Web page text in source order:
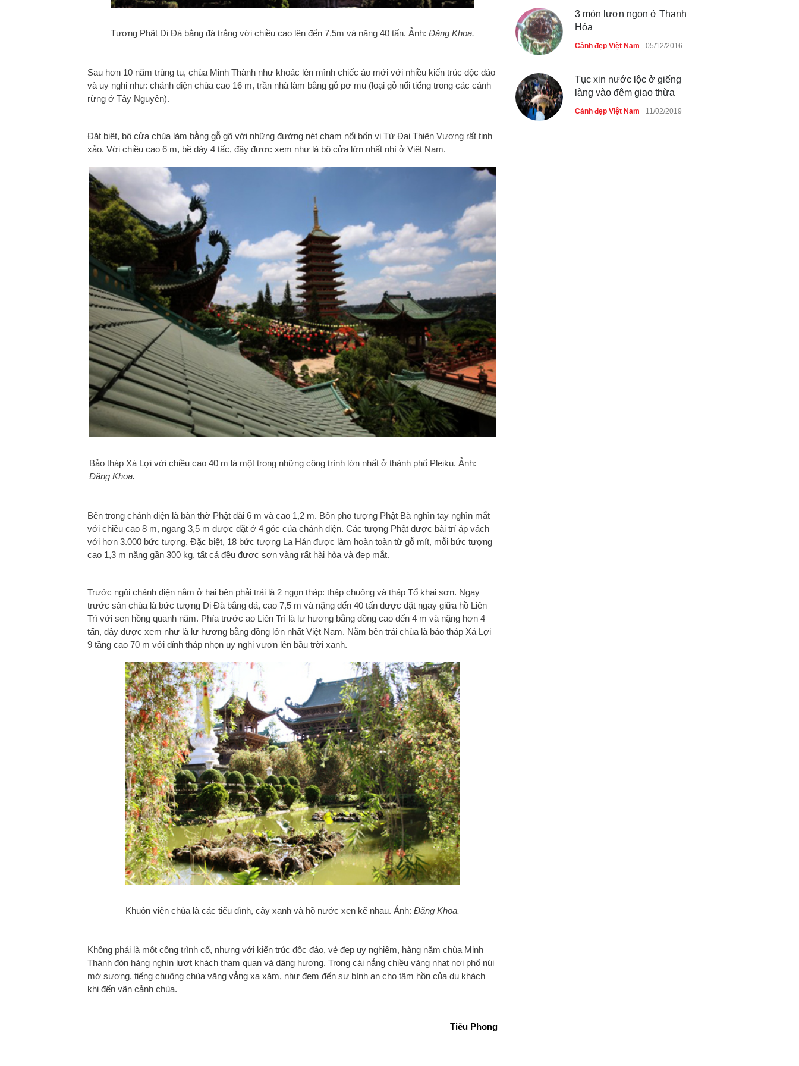
Tượng Phật Di Đà bằng đá trắng với chiều cao lên đến 7,5m và nặng 40 tấn. Ảnh: Đăng Khoa.
Sau hơn 10 năm trùng tu, chùa Minh Thành như khoác lên mình chiếc áo mới với nhiều kiến trúc độc đáo
và uy nghi như: chánh điện chùa cao 16 m, trần nhà làm bằng gỗ pơ mu (loại gỗ nổi tiếng trong các cánh
rừng ở Tây Nguyên).
Đặt biệt, bộ cửa chùa làm bằng gỗ gõ với những đường nét chạm nổi bốn vị Tứ Đại Thiên Vương rất tinh
xảo. Với chiều cao 6 m, bề dày 4 tấc, đây được xem như là bộ cửa lớn nhất nhì ở Việt Nam.
Bảo tháp Xá Lợi với chiều cao 40 m là một trong những công trình lớn nhất ở thành phố Pleiku. Ảnh:
Đăng Khoa.
Bên trong chánh điện là bàn thờ Phật dài 6 m và cao 1,2 m. Bốn pho tượng Phật Bà nghìn tay nghìn mắt
với chiều cao 8 m, ngang 3,5 m được đặt ở 4 góc của chánh điện. Các tượng Phật được bài trí áp vách
với hơn 3.000 bức tượng. Đặc biệt, 18 bức tượng La Hán được làm hoàn toàn từ gỗ mít, mỗi bức tượng
cao 1,3 m nặng gần 300 kg, tất cả đều được sơn vàng rất hài hòa và đẹp mắt.
Trước ngôi chánh điện nằm ở hai bên phải trái là 2 ngọn tháp: tháp chuông và tháp Tổ khai sơn. Ngay
trước sân chùa là bức tượng Di Đà bằng đá, cao 7,5 m và nặng đến 40 tấn được đặt ngay giữa hồ Liên
Trì với sen hồng quanh năm. Phía trước ao Liên Trì là lư hương bằng đồng cao đến 4 m và nặng hơn 4
tấn, đây được xem như là lư hương bằng đồng lớn nhất Việt Nam. Nằm bên trái chùa là bảo tháp Xá Lợi
9 tầng cao 70 m với đỉnh tháp nhọn uy nghi vươn lên bầu trời xanh.
Khuôn viên chùa là các tiểu đình, cây xanh và hồ nước xen kẽ nhau. Ảnh: Đăng Khoa.
Không phải là một công trình cổ, nhưng với kiến trúc độc đáo, vẻ đẹp uy nghiêm, hàng năm chùa Minh
Thành đón hàng nghìn lượt khách tham quan và dâng hương. Trong cái nắng chiều vàng nhạt nơi phố núi
mờ sương, tiếng chuông chùa văng vẳng xa xăm, như đem đến sự bình an cho tâm hồn của du khách
khi đến vãn cảnh chùa.
Tiêu Phong
3 món lươn ngon ở Thanh
Hóa
Cảnh đẹp Việt Nam 05/12/2016
Tục xin nước lộc ở giếng
làng vào đêm giao thừa
Cảnh đẹp Việt Nam 11/02/2019